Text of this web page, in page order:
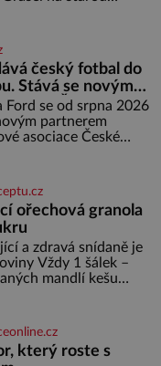
protože žádné nemá,
se lupič s několika
a štůčky látky. Zraněná
dní nato umírá. Je to
krutý. Jeho činy
ještě dlouho po jeho
český fotbal do
Stává se novým
FAČR
Ford se od srpna 2026
partnerem
asociace České
reprezentačních týmů
fotbalu v regionech.
ořechová granola
a zdravá snídaně je
mandlí kešu
dýně rozinek 3 šálky
vloček 1 lžíce mlet
který roste s